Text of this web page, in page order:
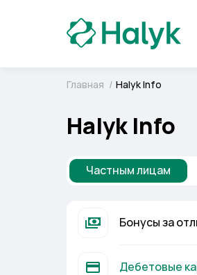
Главная / Halyk Info
Halyk Info
Частным лицам
Бонусы за
Дебетовые